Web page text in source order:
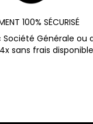
100% SÉCURISÉ
Société Générale ou
sans frais